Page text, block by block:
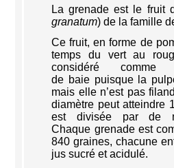
La grenade est le fruit
granatum) de la famille
Ce fruit, en forme de
temps du vert au
considéré
de baie puisque la
mais elle n’est pas
diamètre peut atteindre
est divisée par de
Chaque grenade est
840 graines, chacune
jus sucré et acidulé.